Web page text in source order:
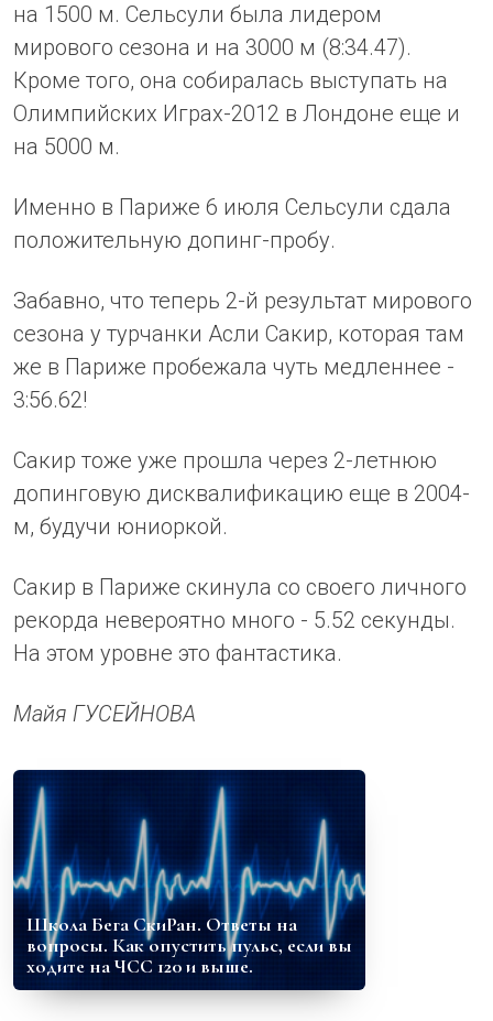
на 1500 м. Сельсули была лидером
мирового сезона и на 3000 м (8:34.47).
Кроме того, она собиралась выступать на
Олимпийских Играх-2012 в Лондоне еще и
на 5000 м.
Именно в Париже 6 июля Сельсули сдала
положительную допинг-пробу.
Забавно, что теперь 2-й результат мирового
сезона у турчанки Асли Сакир, которая там
же в Париже пробежала чуть медленнее -
3:56.62!
Сакир тоже уже прошла через 2-летнюю
допинговую дисквалификацию еще в 2004-
м, будучи юниоркой.
Сакир в Париже скинула со своего личного
рекорда невероятно много - 5.52 секунды.
На этом уровне это фантастика.
Майя ГУСЕЙНОВА
Школа Бега СкиРан. Ответы на
вопросы. Как опустить пульс, если вы
ходите на ЧСС 120 и выше.